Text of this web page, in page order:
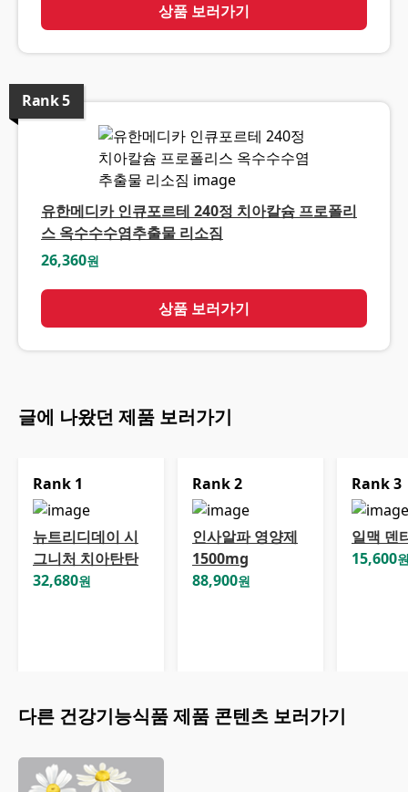
상품 보러가기
Rank5
유한메디카 인큐포르테 240정 치아칼슘 프로폴리
스 옥수수수염추출물 리소짐
26,360원
상품 보러가기
글에 나왔던 제품 보러가기
Rank 1
뉴트리디데이 시
그니처 치아탄탄
32,680원
Rank2
인사알파 영양제
1500mg
88,900원
Rank3
일맥 덴
15,600
다른 건강기능식품제품 콘텐츠 보러가기